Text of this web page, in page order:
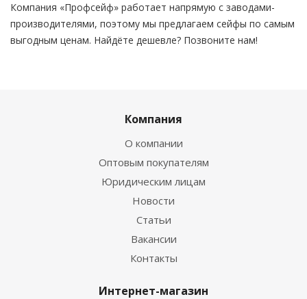
Компания «Профсейф» работает напрямую с заводами-
производителями, поэтому мы предлагаем сейфы по самым
выгодным ценам. Найдёте дешевле? Позвоните нам!
Компания
О компании
Оптовым покупателям
Юридическим лицам
Новости
Статьи
Вакансии
Контакты
Интернет-магазин